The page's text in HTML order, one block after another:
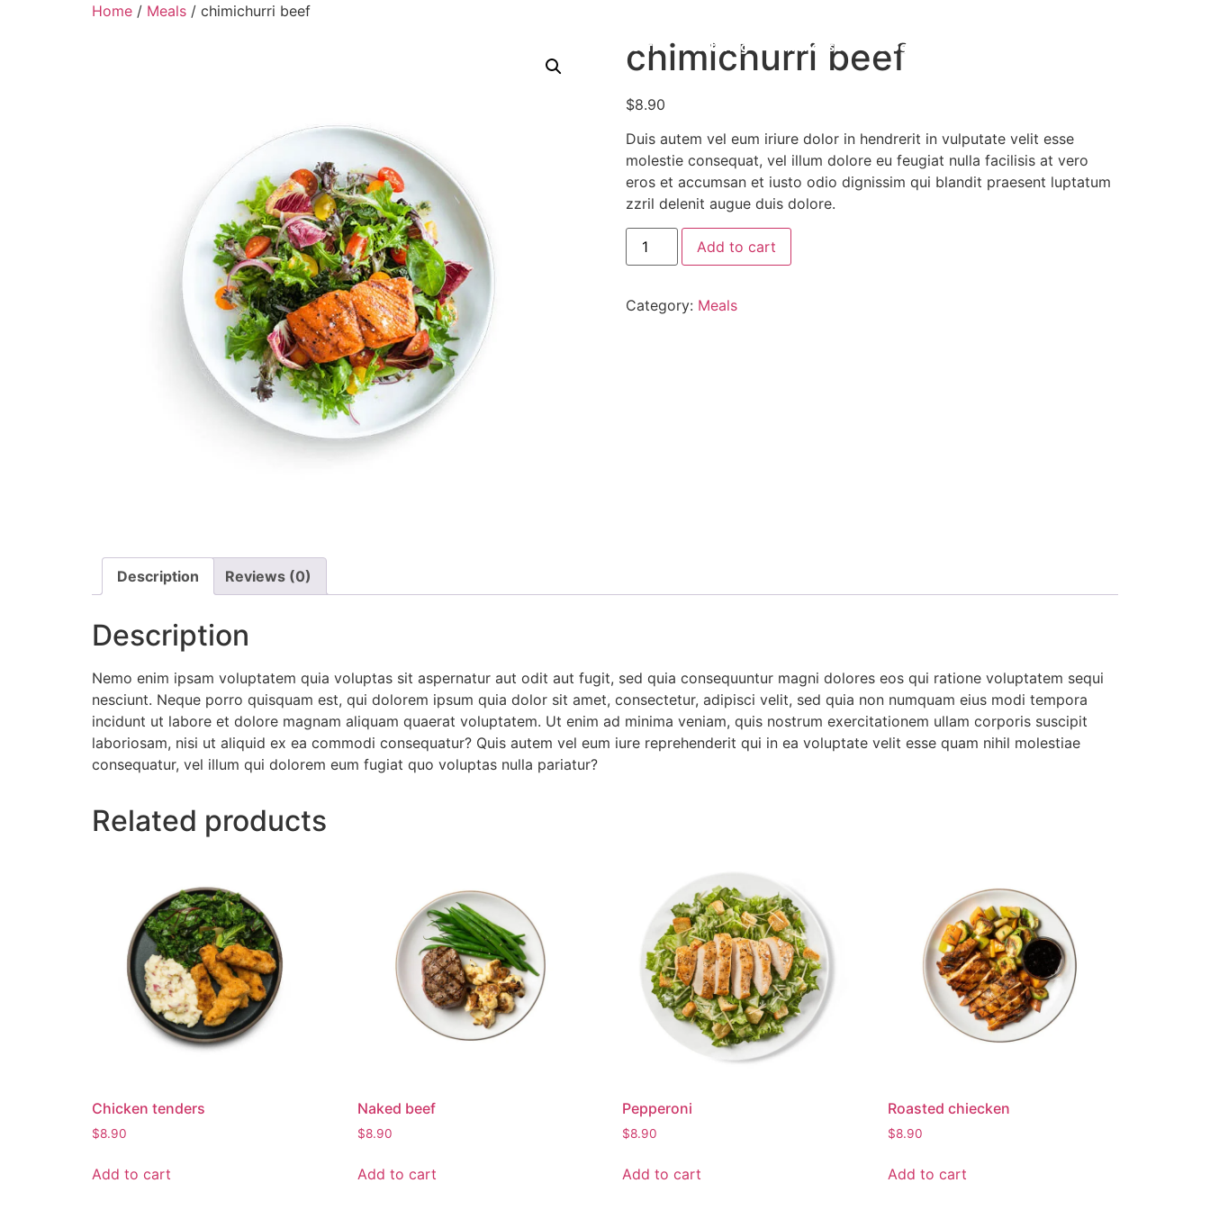
Careers Catering Franchise Blogs
Home / Meals / chimichurri beef
chimichurri beef
$8.90
Duis autem vel eum iriure dolor in hendrerit in vulputate velit esse
molestie consequat, vel illum dolore eu feugiat nulla facilisis at vero
eros et accumsan et iusto odio dignissim qui blandit praesent luptatum
zzril delenit augue duis dolore.
Add to cart
Category: Meals
Description Reviews (0)
Description
Nemo enim ipsam voluptatem quia voluptas sit aspernatur aut odit aut fugit, sed quia consequuntur magni dolores eos qui ratione voluptatem sequi
nesciunt. Neque porro quisquam est, qui dolorem ipsum quia dolor sit amet, consectetur, adipisci velit, sed quia non numquam eius modi tempora
incidunt ut labore et dolore magnam aliquam quaerat voluptatem. Ut enim ad minima veniam, quis nostrum exercitationem ullam corporis suscipit
laboriosam, nisi ut aliquid ex ea commodi consequatur? Quis autem vel eum iure reprehenderit qui in ea voluptate velit esse quam nihil molestiae
consequatur, vel illum qui dolorem eum fugiat quo voluptas nulla pariatur?
Related products
Chicken tenders
$8.90
Add to cart
Naked beef
$8.90
Add to cart
Pepperoni
$8.90
Add to cart
Roasted chiecken
$8.90
Add to cart